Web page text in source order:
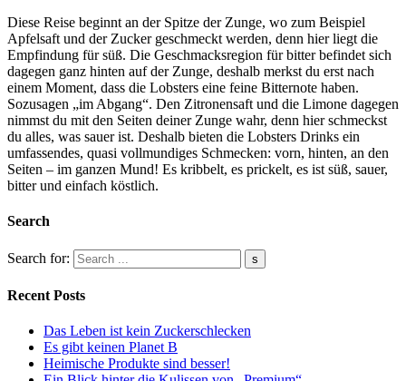
Diese Reise beginnt an der Spitze der Zunge, wo zum Beispiel
Apfelsaft und der Zucker geschmeckt werden, denn hier liegt die
Empfindung für süß. Die Geschmacksregion für bitter befindet sich
dagegen ganz hinten auf der Zunge, deshalb merkst du erst nach
einem Moment, dass die Lobsters eine feine Bitternote haben.
Sozusagen „im Abgang“. Den Zitronensaft und die Limone dagegen
nimmst du mit den Seiten deiner Zunge wahr, denn hier schmeckst
du alles, was sauer ist. Deshalb bieten die Lobsters Drinks ein
umfassendes, quasi vollmundiges Schmecken: vorn, hinten, an den
Seiten – im ganzen Mund! Es kribbelt, es prickelt, es ist süß, sauer,
bitter und einfach köstlich.
Search
Search for:
Recent Posts
Das Leben ist kein Zuckerschlecken
Es gibt keinen Planet B
Heimische Produkte sind besser!